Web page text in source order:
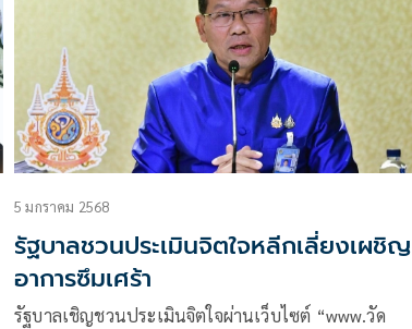
ทบต่อจิตใจ
5 มกราคม 2568
รัฐบาลชวนประเมินจิตใจหลีกเลี่ยงเผชิญ
อาการซึมเศร้า
รัฐบาลเชิญชวนประเมินจิตใจผ่านเว็บไซต์ “www.วัด